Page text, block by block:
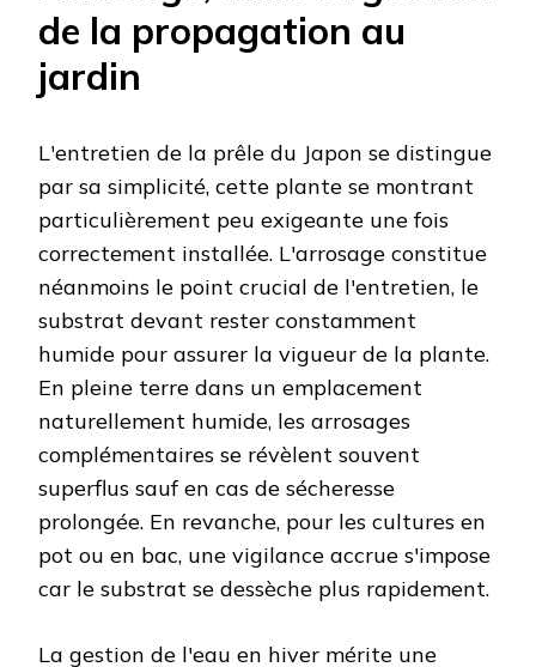
de la propagation au
jardin
L'entretien de la prêle du Japon se distingue
par sa simplicité, cette plante se montrant
particulièrement peu exigeante une fois
correctement installée. L'arrosage constitue
néanmoins le point crucial de l'entretien, le
substrat devant rester constamment
humide pour assurer la vigueur de la plante.
En pleine terre dans un emplacement
naturellement humide, les arrosages
complémentaires se révèlent souvent
superflus sauf en cas de sécheresse
prolongée. En revanche, pour les cultures en
pot ou en bac, une vigilance accrue s'impose
car le substrat se dessèche plus rapidement.
La gestion de l'eau en hiver mérite une